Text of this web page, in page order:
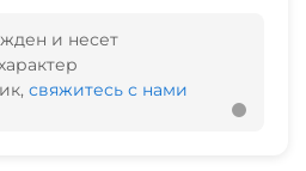
и несет
свяжитесь с нами